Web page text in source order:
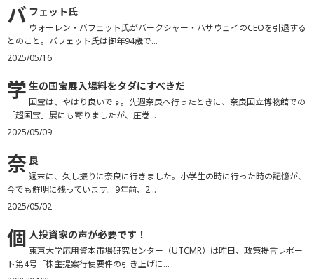
バ フェット氏
ウォーレン・バフェット氏がバークシャー・ハサウェイのCEOを引退する
とのこと。バフェット氏は御年94歳で...
2025/05/16
学 生の国宝展入場料をタダにすべきだ
国宝は、やはり良いです。先週奈良へ行ったときに、奈良国立博物館での
「超国宝」展にも寄りましたが、圧巻...
2025/05/09
奈 良
週末に、久し振りに奈良に行きました。小学生の時に行った時の記憶が、
今でも鮮明に残っています。9年前、2...
2025/05/02
個 人投資家の声が必要です！
東京大学応用資本市場研究センター（UTCMR）は昨日、政策提言レポー
ト第4号「株主提案行使要件の引き上げに...